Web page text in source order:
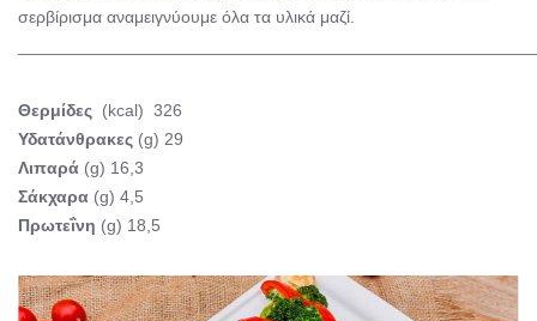
σερβίρισμα αναμειγνύουμε όλα τα υλικά μαζί.
Θερμίδες (kcal) 326
Υδατάνθρακες (g) 29
Λιπαρά (g) 16,3
Σάκχαρα (g) 4,5
Πρωτεΐνη (g) 18,5